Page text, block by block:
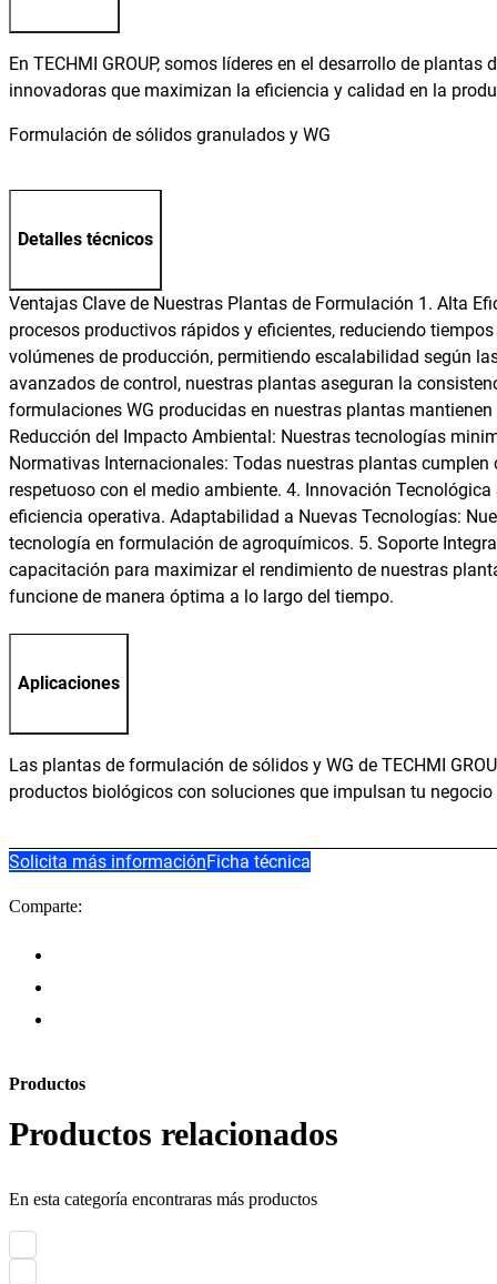
En TECHMI GROUP, somos líderes en el desarrollo de
innovadoras que maximizan la eficiencia y calidad en la
Formulación de sólidos granulados y WG
Detalles técnicos
Ventajas Clave de Nuestras Plantas de Formulación 1. Alta
procesos productivos rápidos y eficientes, reduciendo
volúmenes de producción, permitiendo escalabilidad según
avanzados de control, nuestras plantas aseguran la
formulaciones WG producidas en nuestras plantas
Reducción del Impacto Ambiental: Nuestras tecnologías
Normativas Internacionales: Todas nuestras plantas
respetuoso con el medio ambiente. 4. Innovación
eficiencia operativa. Adaptabilidad a Nuevas Tecnologías:
tecnología en formulación de agroquímicos. 5. Soporte
capacitación para maximizar el rendimiento de nuestras
funcione de manera óptima a lo largo del tiempo.
Aplicaciones
Las plantas de formulación de sólidos y WG de TECHMI
productos biológicos con soluciones que impulsan tu
Solicita más informaciónFicha técnica
Comparte:
Productos
Productos relacionados
En esta categoría encontraras más productos